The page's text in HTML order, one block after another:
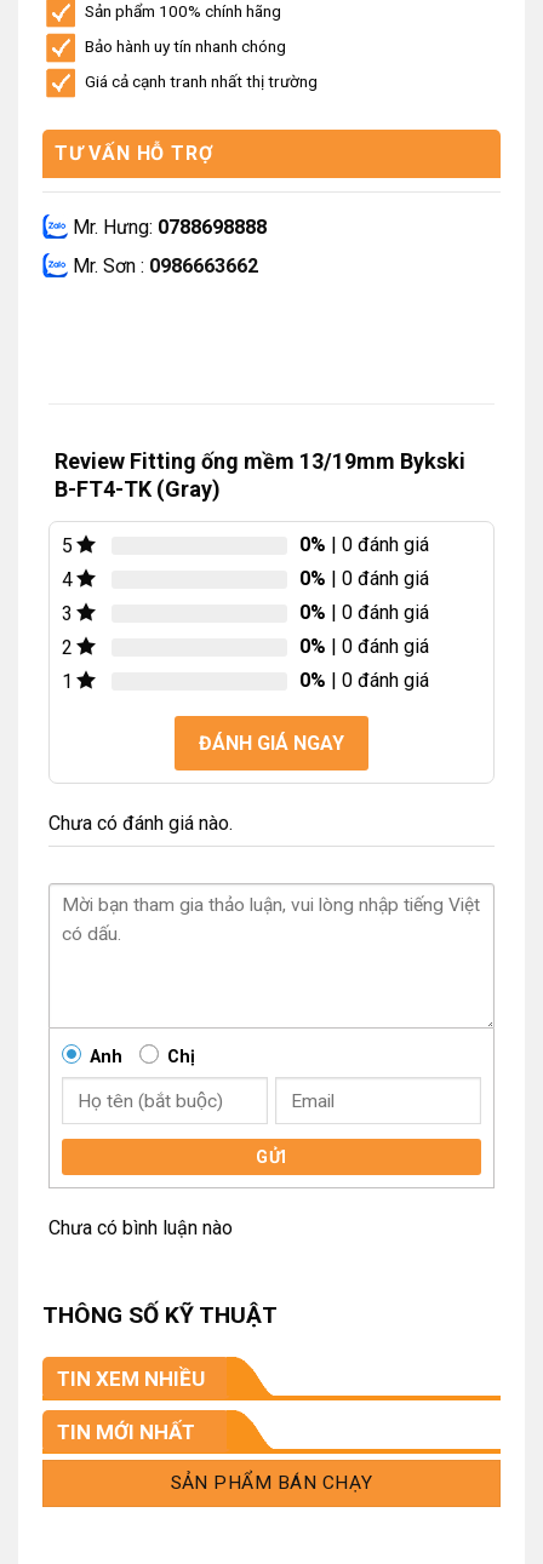
Sản phẩm 100% chính hãng
Bảo hành uy tín nhanh chóng
Giá cả cạnh tranh nhất thị trường
TƯ VẤN HỖ TRỢ
Mr. Hưng: 0788698888
Mr. Sơn : 0986663662
Review Fitting ống mềm 13/19mm Bykski
B-FT4-TK (Gray)
5 0% | 0 đánh giá
4
0% | 0 đánh giá
3
0% | 0 đánh giá
2
0% | 0 đánh giá
1
0% | 0 đánh giá
ĐÁNH GIÁ NGAY
Chưa có đánh giá nào.
Anh Chị
GỬI
Chưa có bình luận nào
THÔNG SỐ KỸ THUẬT
TIN XEM NHIỀU
TIN MỚI NHẤT
SẢN PHẨM BÁN CHẠY